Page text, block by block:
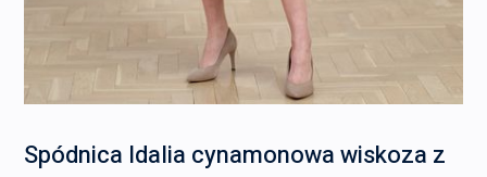
Spódnica Idalia cynamonowa wiskoza z